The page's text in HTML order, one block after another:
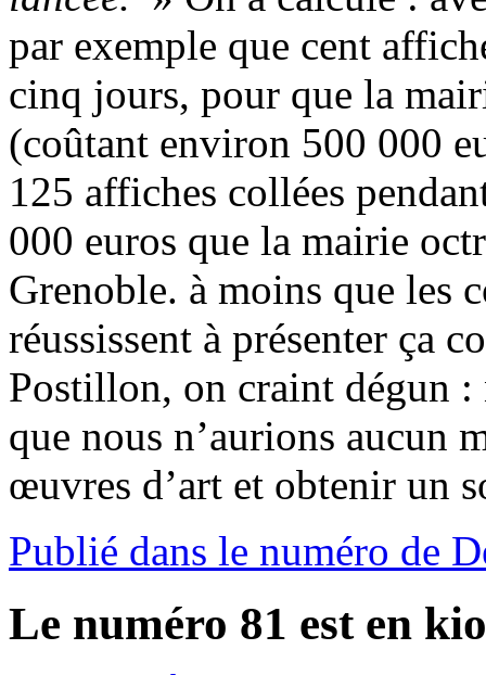
par exemple que cent
cinq jours, pour que la
(coûtant environ 500 000
125 affiches collées
000 euros que la mairie
Grenoble. à moins que les
réussissent à présenter ça
Postillon, on craint dégun :
que nous n’aurions aucun
œuvres d’art et obtenir un
Publié dans le numéro de
Le numéro 81 est en